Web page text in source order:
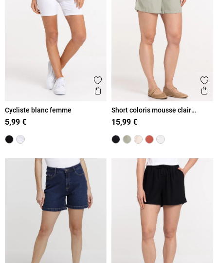
Ajouter aux favoris
Aperçu rapide
Cycliste blanc femme
5,99 €
Short coloris mousse clair
femme
15,99 €